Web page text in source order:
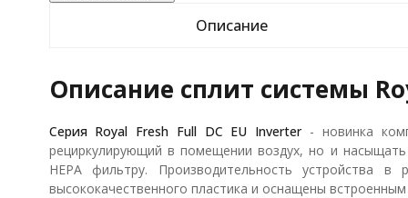
Описание
Описание сплит системы
Серия Royal Fresh Full DC EU Inverter- новинка
рециркулирующий в помещении воздух, но и
HEPA фильтру. Производительность устройства
высококачественного пластика и оснащены